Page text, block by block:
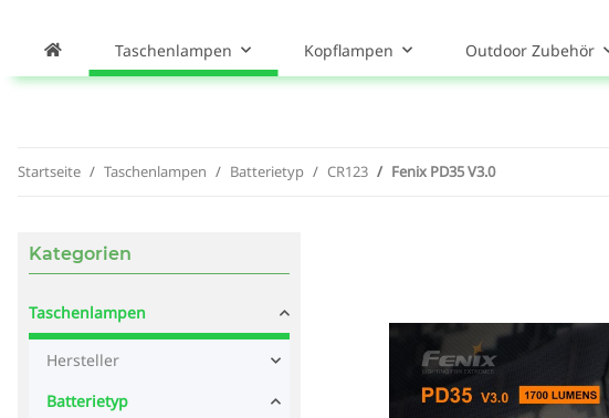
Taschenlampen Kopflampen Outdoor Zubehör
Startseite Taschenlampen Batterietyp CR123 Fenix PD35 V3.0
Kategorien
Taschenlampen
Hersteller
Batterietyp